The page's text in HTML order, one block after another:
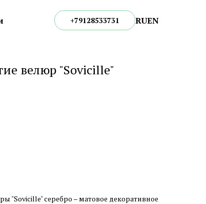
+79128533731 RUEN
велюр "Sovicille"
"Sovicille" серебро – матовое декоративное